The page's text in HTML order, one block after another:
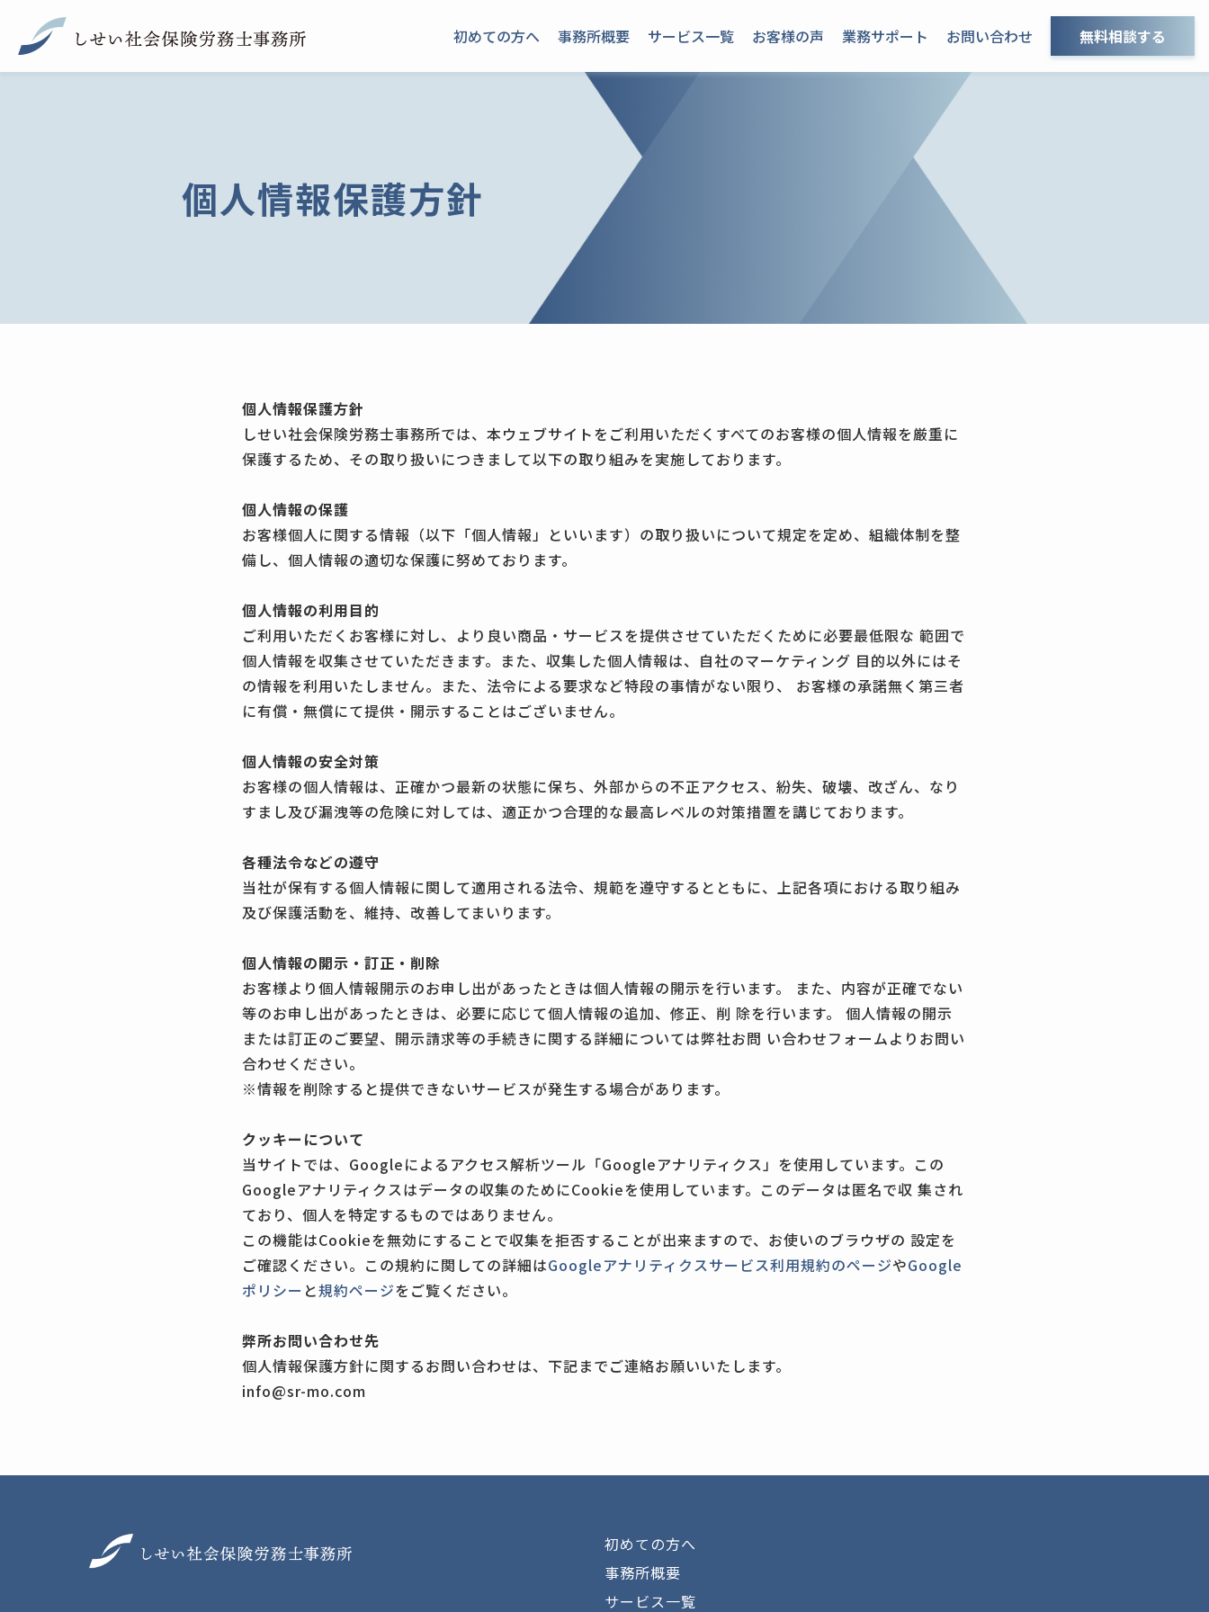
初めての方へ 事務所概要 サービス一覧 お客様の声 業務サポート お問い合わせ 無料相談する
個人情報保護方針
個人情報保護方針
しせい社会保険労務士事務所では、本ウェブサイトをご利用いただくすべてのお客様の個人情報を厳重に
保護するため、その取り扱いにつきまして以下の取り組みを実施しております。
個人情報の保護
お客様個人に関する情報（以下「個人情報」といいます）の取り扱いについて規定を定め、組織体制を整
備し、個人情報の適切な保護に努めております。
個人情報の利用目的
ご利用いただくお客様に対し、より良い商品・サービスを提供させていただくために必要最低限な 範囲で
個人情報を収集させていただきます。また、収集した個人情報は、自社のマーケティング 目的以外にはそ
の情報を利用いたしません。また、法令による要求など特段の事情がない限り、 お客様の承諾無く第三者
に有償・無償にて提供・開示することはございません。
個人情報の安全対策
お客様の個人情報は、正確かつ最新の状態に保ち、外部からの不正アクセス、紛失、破壊、改ざん、なり
すまし及び漏洩等の危険に対しては、適正かつ合理的な最高レベルの対策措置を講じております。
各種法令などの遵守
当社が保有する個人情報に関して適用される法令、規範を遵守するとともに、上記各項における取り組み
及び保護活動を、維持、改善してまいります。
個人情報の開示・訂正・削除
お客様より個人情報開示のお申し出があったときは個人情報の開示を行います。 また、内容が正確でない
等のお申し出があったときは、必要に応じて個人情報の追加、修正、削 除を行います。 個人情報の開示
または訂正のご要望、開示請求等の手続きに関する詳細については弊社お問 い合わせフォームよりお問い
合わせください。
※情報を削除すると提供できないサービスが発生する場合があります。
クッキーについて
当サイトでは、Googleによるアクセス解析ツール「Googleアナリティクス」を使用しています。この
Googleアナリティクスはデータの収集のためにCookieを使用しています。このデータは匿名で収 集され
ており、個人を特定するものではありません。
この機能はCookieを無効にすることで収集を拒否することが出来ますので、お使いのブラウザの 設定を
ご確認ください。この規約に関しての詳細はGoogleアナリティクスサービス利用規約のページやGoogle
ポリシー と規約ページをご覧ください。
弊所お問い合わせ先
個人情報保護方針に関するお問い合わせは、下記までご連絡お願いいたします。
info@sr-mo.com
初めての方へ
事務所概要
サービス一覧